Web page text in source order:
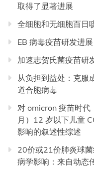
取得了显著进展
全细胞和无细胞百
EB 病毒疫苗研发进展
加速志贺氏菌疫苗研
从负担到益处：克服
道合胞病毒
对 omicron 疫苗时
月）12 岁以下儿童
影响的叙述性综述
20价或21价肺炎球
病学影响：来自动态